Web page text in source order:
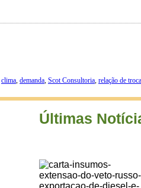
clima, demanda, Scot Consultoria, relação de troca
Últimas